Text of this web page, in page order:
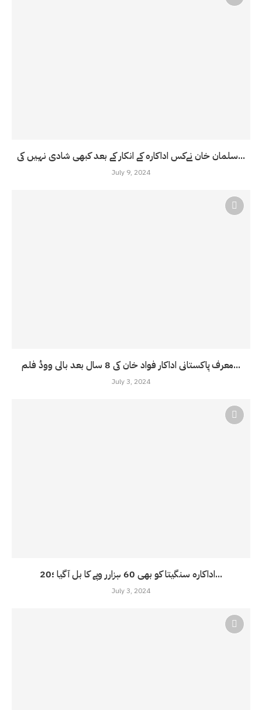
سلمان خان نےکس اداکارہ کے انکار کے بعد کبھی شادی نہیں کی...
July 9, 2024
معرف پاکستانی اداکار فواد خان کی 8 سال بعد بالی ووڈ فلم...
July 3, 2024
اداکارہ سنگیتا کو بھی 60 ہزارر وپے کا بل آ گیا ؛20...
July 3, 2024